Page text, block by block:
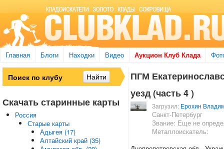
Главная Блоги Находки Видео Аукцион Клуб Клада
ПГМ
уезд (часть 4 )
Загрузил: Ерохин
Санкт-Петербург
Звание: Еще не
Металлоискатель:
Скачать старинные карты
Россия
Старые карты
Адыгея (17)
Алтайский край (35)